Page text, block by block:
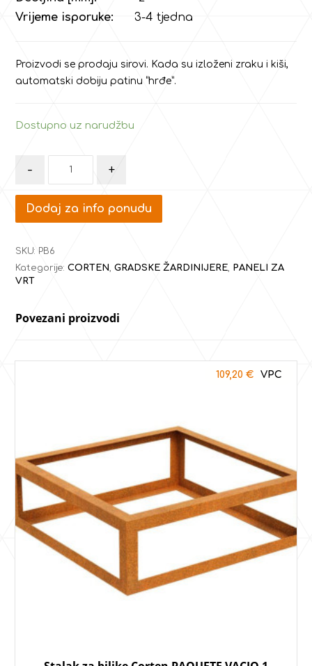
Vrijeme isporuke:
3-4 tjedna
Proizvodi se prodaju sirovi. Kada su izloženi zraku i kiši,
automatski dobiju patinu “hrđe”.
Dostupno uz narudžbu
- +
Dodaj za info ponudu
SKU: PB6
Kategorije:CORTEN ,GRADSKE ŽARDINIJERE
PANELI ZA
VRT
Povezani proizvodi
109,20 €